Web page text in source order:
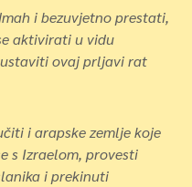
i bezuvjetno prestati,
aktivirati u vidu
ovaj prljavi rat
i arapske zemlje koje
s Izraelom, provesti
i prekinuti